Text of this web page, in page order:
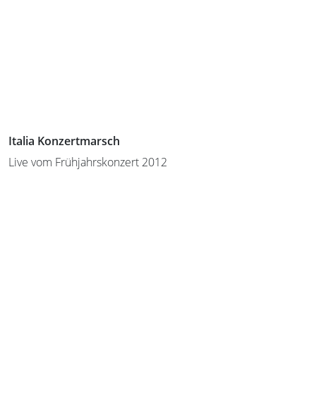
Italia Konzertmarsch
Live vom Frühjahrskonzert 2012